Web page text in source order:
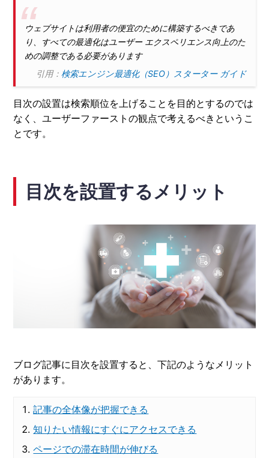
ウェブサイトは利用者の便宜のために構築するべきであ
り、すべての最適化はユーザー エクスペリエンス向上のた
めの調整である必要があります
引用： 検索エンジン最適化（SEO）スターター ガイド
目次の設置は検索順位を上げることを目的とするのでは
なく、ユーザーファーストの観点で考えるべきというこ
とです。
目次を設置するメリット
ブログ記事に目次を設置すると、下記のようなメリット
があります。
記事の全体像が把握できる
知りたい情報にすぐにアクセスできる
ページでの滞在時間が伸びる